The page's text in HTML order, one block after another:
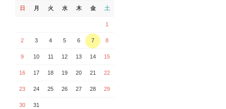
日 月 火 水 木 金 土
1
2 3 4 5 6 7 8
9 10 11 12 13 14 15
16 17 18 19 20 21 22
23 24 25 26 27 28 29
30 31